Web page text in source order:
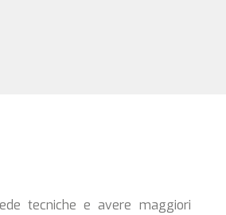
tecniche e avere maggiori